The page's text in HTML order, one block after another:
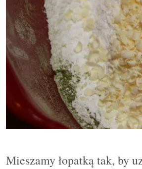
Mieszamy łopatką tak, by